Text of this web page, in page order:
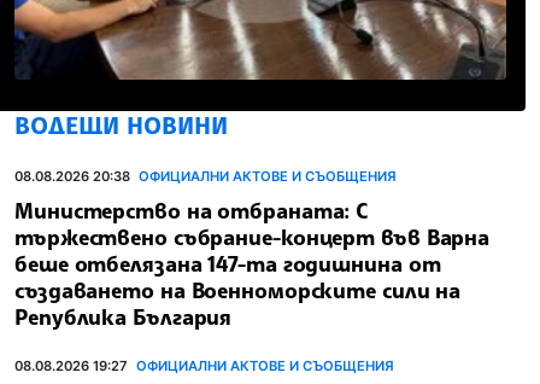
ВОДЕЩИ НОВИНИ
08.08.2026 20:38 ОФИЦИАЛНИ АКТОВЕ И СЪОБЩЕНИЯ
Министерство на отбраната: С
тържествено събрание-концерт във Варна
беше отбелязана 147-та годишнина от
създаването на Военноморските сили на
Република България
08.08.2026 19:27 ОФИЦИАЛНИ АКТОВЕ И СЪОБЩЕНИЯ